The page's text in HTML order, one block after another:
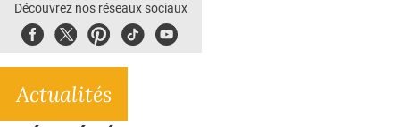
E-REVUE SAD
L'APP
Découvrez nos réseaux sociaux
FacebookTwitterPinterest
TiktokYoubute
Actualités